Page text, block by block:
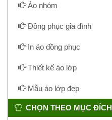
Áo nhóm
Đồng phục gia đình
In áo đồng phục
Thiết kế áo lớp
Mẫu áo lớp đẹp
CHỌN THEO MỤC ĐÍCH